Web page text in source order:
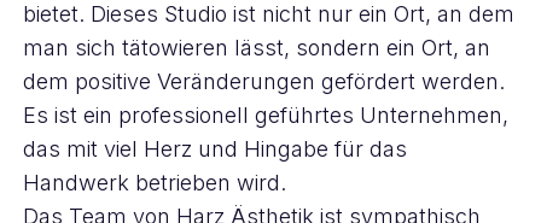
bietet. Dieses Studio ist nicht nur ein Ort, an dem
man sich tätowieren lässt, sondern ein Ort, an
dem positive Veränderungen gefördert werden.
Es ist ein professionell geführtes Unternehmen,
das mit viel Herz und Hingabe für das
Handwerk betrieben wird.
Das Team von Harz Ästhetik ist sympathisch